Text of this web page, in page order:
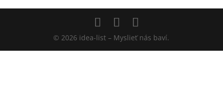
© 2026 idea-list – Myslieť nás baví.